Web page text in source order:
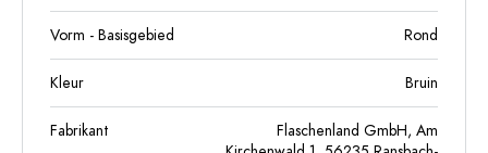
Vorm - Basisgebied Rond
Kleur Bruin
Fabrikant
Flaschenland GmbH, Am